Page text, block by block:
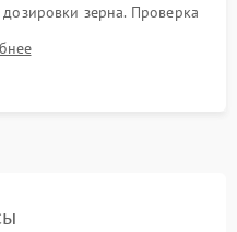
зерна. Проверка
температуры напитка и
отсутствия посторонних